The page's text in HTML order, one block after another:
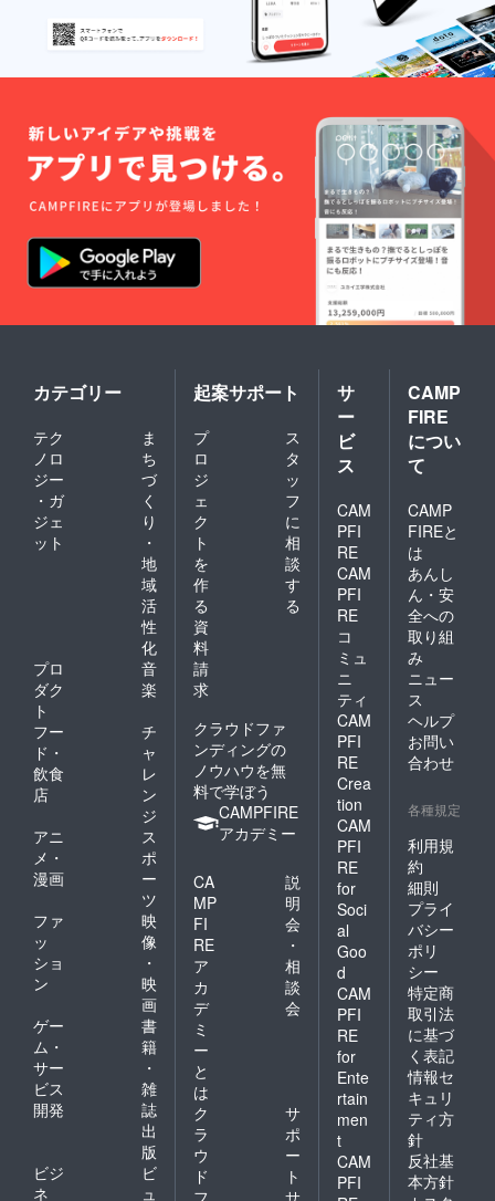
カテゴリー
テク
ノロ
ジー
・ガ
ジェ
ット
ま
ち
づ
く
り
・
地
域
活
性
化
プロ
ダク
ト
音
楽
フー
ド・
飲食
店
チ
ャ
レ
ン
ジ
アニ
メ・
漫画
ス
ポ
ー
ツ
ファ
ッ
ショ
ン
映
像
・
映
画
ゲー
ム・
サー
ビス
開発
書
籍
・
雑
誌
出
版
ビジ
ネ
ビ
ュ
起案サポート
プ
ロ
ジ
ェ
ク
ト
を
作
る
ス
タ
ッ
フ
に
相
談
す
る
資
料
請
求
クラウドファ
ンディングの
ノウハウを無
料で学ぼう
CAMPFIRE
アカデミー
CA
MP
FI
RE
ア
カ
デ
ミ
ー
と
は
説
明
会
・
相
談
会
ク
ラ
ウ
ド
フ
サ
ポ
ー
ト
サ
サ
ー
ビ
ス
CAM
PFI
RE
CAM
PFI
RE
コ
ミュ
ニ
ティ
CAM
PFI
RE
Crea
tion
CAM
PFI
RE
for
Soci
al
Goo
d
CAM
PFI
RE
for
Ente
rtain
men
t
CAM
PFI
CAMP
FIRE
につい
て
CAMP
FIREと
は
あんし
ん・安
全への
取り組
み
ニュー
ス
ヘルプ
お問い
合わせ
各種規定
利用規
約
細則
プライ
バシー
ポリ
シー
特定商
取引法
に基づ
く表記
情報セ
キュリ
ティ方
針
反社基
本方針